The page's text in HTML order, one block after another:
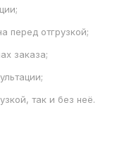
перед отгрузкой;
заказа;
так и без неё.